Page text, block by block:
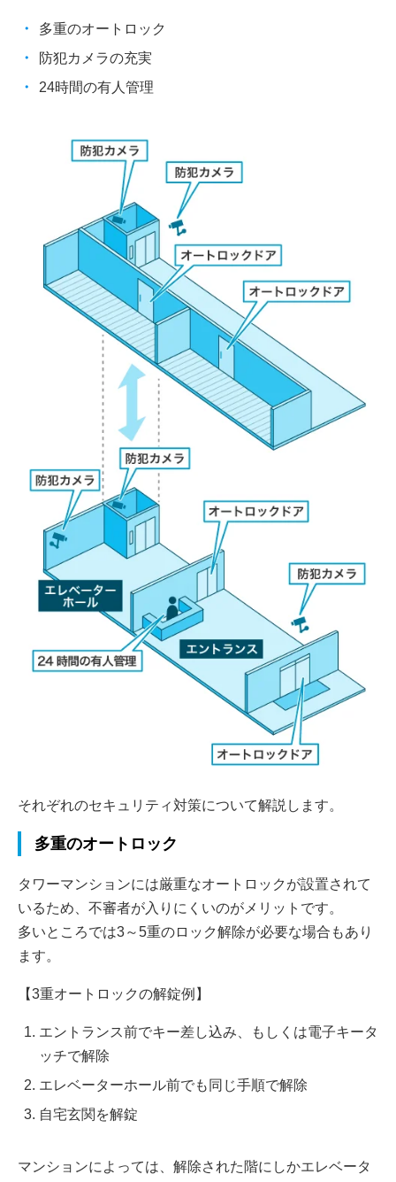
多重のオートロック
防犯カメラの充実
24時間の有人管理
それぞれのセキュリティ対策について解説します。
多重のオートロック
タワーマンションには厳重なオートロックが設置されて
いるため、不審者が入りにくいのがメリットです。
多いところでは3～5重のロック解除が必要な場合もあり
ます。
【3重オートロックの解錠例】
エントランス前でキー差し込み、もしくは電子キータ
ッチで解除
エレベーターホール前でも同じ手順で解除
自宅玄関を解錠
マンションによっては、解除された階にしかエレベータ